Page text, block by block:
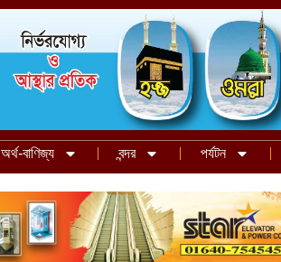
অর্থ-বাণিজ্য বন্দর পর্যটন